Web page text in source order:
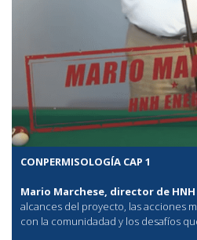
CONPERMISOLOGÍA CAP 1
Mario Marchese, director de HNH
alcances del proyecto, las acciones
con la comunidadad y los desafíos